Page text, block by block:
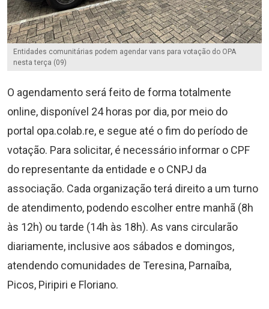
Entidades comunitárias podem agendar vans para votação do OPA
nesta terça (09)
O agendamento será feito de forma totalmente
online, disponível 24 horas por dia, por meio do
portal opa.colab.re, e segue até o fim do período de
votação. Para solicitar, é necessário informar o CPF
do representante da entidade e o CNPJ da
associação. Cada organização terá direito a um turno
de atendimento, podendo escolher entre manhã (8h
às 12h) ou tarde (14h às 18h). As vans circularão
diariamente, inclusive aos sábados e domingos,
atendendo comunidades de Teresina, Parnaíba,
Picos, Piripiri e Floriano.